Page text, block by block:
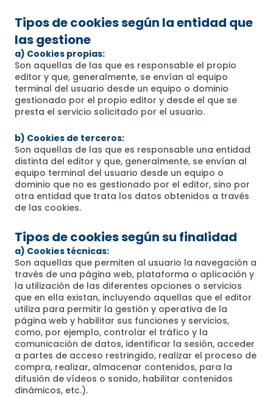
Tipos de cookies según la entidad que
las gestione
a) Cookies propias:
Son aquellas de las que es responsable el propio
editor y que, generalmente, se envían al equipo
terminal del usuario desde un equipo o dominio
gestionado por el propio editor y desde el que se
presta el servicio solicitado por el usuario.
b) Cookies de terceros:
Son aquellas de las que es responsable una entidad
distinta del editor y que, generalmente, se envían al
equipo terminal del usuario desde un equipo o
dominio que no es gestionado por el editor, sino por
otra entidad que trata los datos obtenidos a través
de las cookies.
Tipos de cookies según su finalidad
a) Cookies técnicas:
Son aquellas que permiten al usuario la navegación a
través de una página web, plataforma o aplicación y
la utilización de las diferentes opciones o servicios
que en ella existan, incluyendo aquellas que el editor
utiliza para permitir la gestión y operativa de la
página web y habilitar sus funciones y servicios,
como, por ejemplo, controlar el tráfico y la
comunicación de datos, identificar la sesión, acceder
a partes de acceso restringido, realizar el proceso de
compra, realizar, almacenar contenidos, para la
difusión de vídeos o sonido, habilitar contenidos
dinámicos, etc.).